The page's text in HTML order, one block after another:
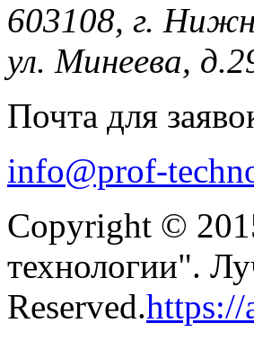
603108, г.
ул. Минеева,
Почта для
info@prof-
Copyright ©
технологии".
Reserved.https://